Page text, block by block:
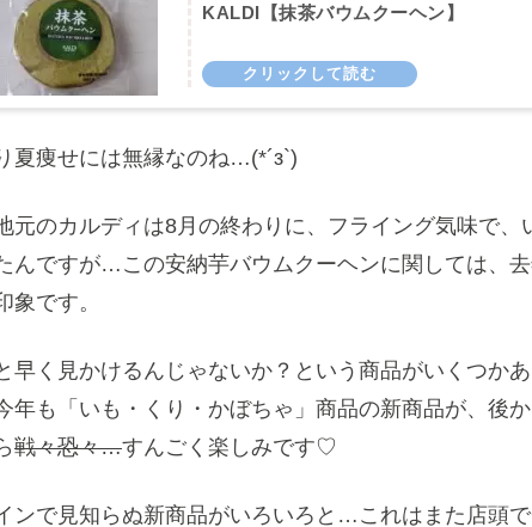
KALDI【抹茶バウムクーヘン】
夏痩せには無縁なのね…(*´з`)
のカルディは8月の終わりに、フライング気味で、
んですが…この安納芋バウムクーヘンに関しては、
象です。
早く見かけるんじゃないか？という商品がいくつか
年も「いも・くり・かぼちゃ」商品の新商品が、後
戦々恐々…すんごく楽しみです♡
ンで見知らぬ新商品がいろいろと…これはまた店頭